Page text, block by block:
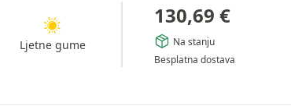
Ljetne gume
130,69 €
Na stanju
Besplatna dostava